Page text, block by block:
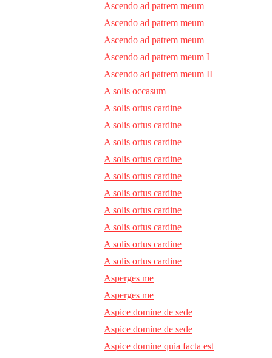
Ascendo ad patrem meum
Ascendo ad patrem meum
Ascendo ad patrem meum
Ascendo ad patrem meum I
Ascendo ad patrem meum II
A solis occasum
A solis ortus cardine
A solis ortus cardine
A solis ortus cardine
A solis ortus cardine
A solis ortus cardine
A solis ortus cardine
A solis ortus cardine
A solis ortus cardine
A solis ortus cardine
A solis ortus cardine
Asperges me
Asperges me
Aspice domine de sede
Aspice domine de sede
Aspice domine quia facta est